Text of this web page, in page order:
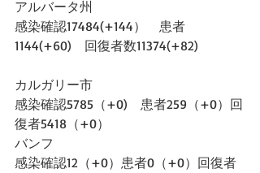
アルバータ州
感染確認17484(+144）　患者
1144(+60)　回復者数11374(+82)
カルガリー市
感染確認5785（+0)　患者259（+0）回
復者5418（+0）
バンフ
感染確認12（+0）患者0（+0）回復者